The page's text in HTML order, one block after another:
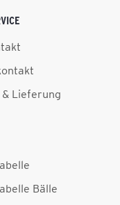
& Lieferung
Bälle